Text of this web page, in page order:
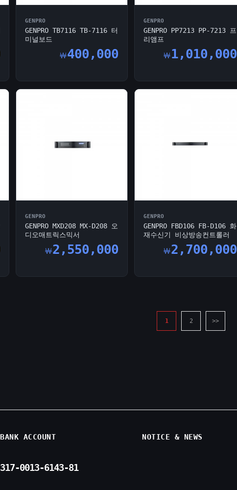
GENPRO
GENPRO TB7116 TB-7116 터
미널보드
￦400,000
GENPRO
GENPRO PP7213 PP-7213 프
리앰프
￦1,010,000
GENPRO
GENPRO MXD208 MX-D208 오
디오매트릭스믹서
￦2,550,000
GENPRO
GENPRO FBD106 FB-D106 화
재수신기 비상방송컨트롤러
￦2,700,000
1 2 >>
BANK ACCOUNT
317-0013-6143-81
NOTICE & NEWS